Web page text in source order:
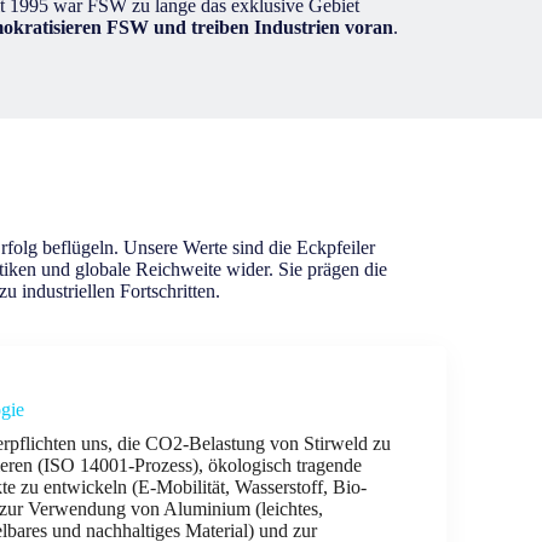
war FSW zu lange das exklusive Gebiet
FSW und treiben Industrien voran.
beflügeln. Unsere Werte sind die Eckpfeiler
und globale Reichweite wider. Sie prägen die
industriellen Fortschritten.
uns, die CO2-Belastung von Stirweld zu
(ISO 14001-Prozess), ökologisch tragende
zu entwickeln (E-Mobilität, Wasserstoff, Bio-
Verwendung von Aluminium (leichtes,
und nachhaltiges Material) und zur